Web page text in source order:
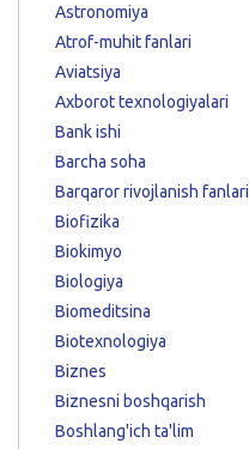
Astronomiya
Atrof-muhit fanlari
Aviatsiya
Axborot texnologiyalari
Bank ishi
Barcha soha
Barqaror rivojlanish fanlari
Biofizika
Biokimyo
Biologiya
Biomeditsina
Biotexnologiya
Biznes
Biznesni boshqarish
Boshlang'ich ta'lim